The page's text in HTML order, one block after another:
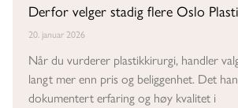
Derfor velger stadig flere Oslo
20. januar 2026
Når du vurderer plastikkirurgi, handler
langt mer enn pris og beliggenhet. Det
dokumentert erfaring og høy kvalitet i